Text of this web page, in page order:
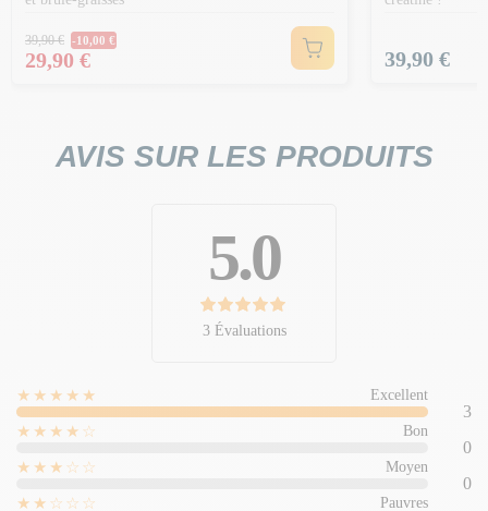
Prix Normal
39,90 € -10,00 €
Prix
29,90 € Prix
39,90 €
AVIS SUR LES PRODUITS
5.0
3 Évaluations
★★★★★ Excellent
3
★★★★☆
Bon
0
★★★☆☆
Moyen
0
★★☆☆☆
Pauvres